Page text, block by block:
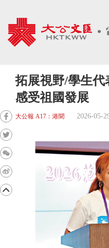
拓展視野/學生
感受祖國發展
大公報 A17：港聞 2026-05-